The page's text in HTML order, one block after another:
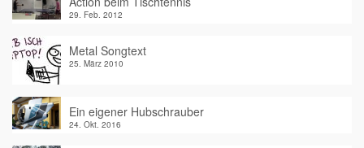
29. Feb. 2012
Metal Songtext
25. März 2010
Ein eigener Hubschrauber
24. Okt. 2016